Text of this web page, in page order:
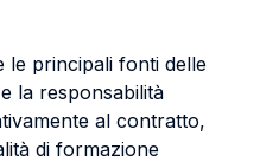
le principali fonti delle
la responsabilità
al contratto,
di formazione